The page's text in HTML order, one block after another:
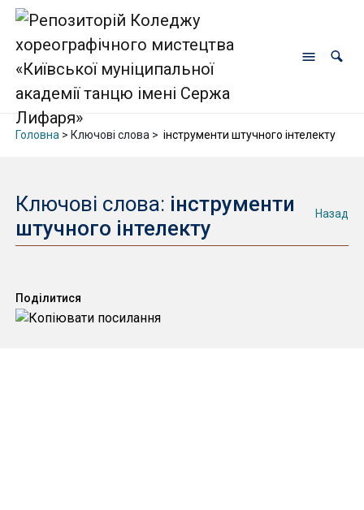
Головна > Ключові слова > інструменти штучного інтелекту
Ключові слова: інструменти
штучного інтелекту
Назад
Поділитися